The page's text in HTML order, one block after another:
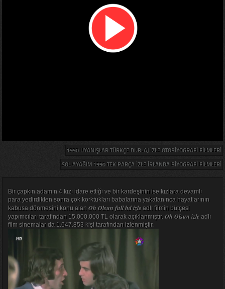
1990 UYANIŞLAR TÜRKÇE DUBLAJ IZLE OTOBIYOGRAFI FILMLERI
SOL AYAĞIM 1990 TEK PARÇA IZLE İRLANDA BIYOGRAFI FILMLERI
Bir çapkın adamın 4 kızı idare ettiği ve bir kardeşinin ise kızlara devamlı
para yedirdikten sonra çok korktukları babalarına yakalanınca hayatlarının
kabusa dönmesini konu alan Oh Olsun full hd izleadlı filmin bütçesi
yapımcıları tarafından 15.000.000 TL olarak açıklanmıştır. Oh Olsun izleadlı
film sinemalar da 1.647.853 kişi tarafından izlenmiştir.